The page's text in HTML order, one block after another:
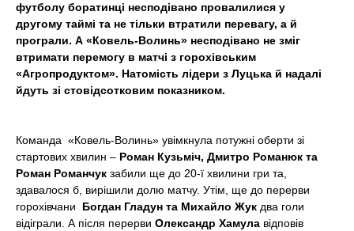
футболу боратинці несподівано провалилися у
другому таймі та не тільки втратили перевагу, а й
програли. А «Ковель-Волинь» несподівано не зміг
втримати перемогу в матчі з горохівським
«Агропродуктом». Натомість лідери з Луцька й надалі
йдуть зі стовідсотковим показником.
Команда «Ковель-Волинь» увімкнула потужні оберти зі
стартових хвилин – Роман Кузьміч, Дмитро Романюк та
Роман Романчук забили ще до 20-ї хвилини гри та,
здавалося б, вирішили долю матчу. Утім, ще до перерви
горохівчани Богдан Гладун та Михайло Жук два голи
відіграли. А після перерви Олександр Хамула відповів